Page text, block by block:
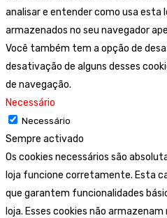
analisar e entender como usa esta
armazenados no seu navegador
Você também tem a opção de
desativação de alguns desses
de navegação.
Necessário
Necessário
Sempre activado
Os cookies necessários são
loja funcione corretamente. Esta
que garantem funcionalidades
loja. Esses cookies não